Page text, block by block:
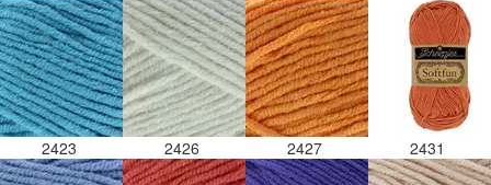
2423 2426 2427 2431